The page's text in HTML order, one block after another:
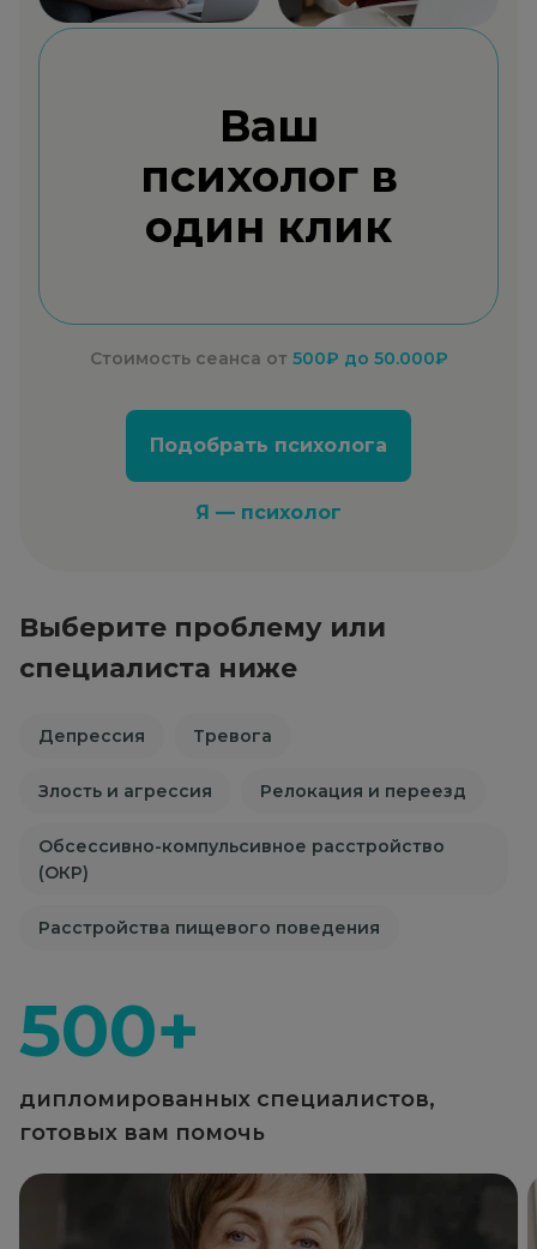
Ваш
психолог в
один клик
Стоимость сеанса от 500₽ до 50.000₽
Подобрать психолога
Я — психолог
Выберите проблему или
специалиста ниже
Депрессия Тревога
Злость и агрессия Релокация и переезд
Обсессивно-компульсивное расстройство
(ОКР)
Расстройства пищевого поведения
500+
дипломированных специалистов,
готовых вам помочь